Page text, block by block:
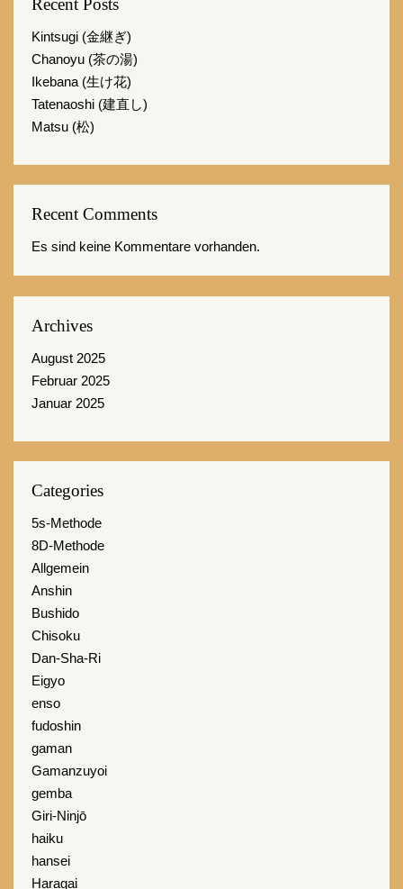
Kintsugi (金継ぎ)
Chanoyu (茶の湯)
Ikebana (生け花)
Tatenaoshi (建直し)
Matsu (松)
Recent Comments
Es sind keine Kommentare vorhanden.
Archives
August 2025
Februar 2025
Januar 2025
Categories
5s-Methode
8D-Methode
Allgemein
Anshin
Bushido
Chisoku
Dan-Sha-Ri
Eigyo
enso
fudoshin
gaman
Gamanzuyoi
gemba
Giri-Ninjō
haiku
hansei
Haragai